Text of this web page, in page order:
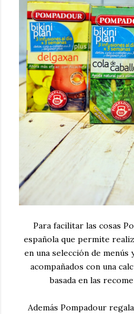
Para facilitar las cosas
española que permite
en una selección de
acompañados con una
basada en las
Además Pompadour